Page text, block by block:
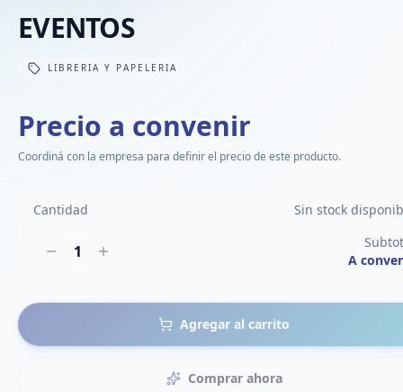
EVENTOS
LIBRERIA Y PAPELERIA
Precio a convenir
Coordiná con la empresa para definir el precio de este producto.
Cantidad Sin stock
1
A
Agregar al carrito
Comprar ahora